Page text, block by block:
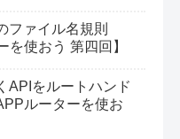
ファイル名規則
を使おう 第四回】
APIをルートハンド
ルーターを使お